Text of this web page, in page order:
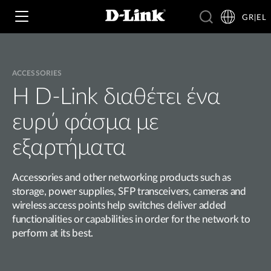
Wi‑Fi
4G & 5G
Δικτυακές Κάμερες
Έξυπνο Σπίτι
Switches
Switching
Wireless
Business Routers
Nuclias
D-ECS
Για Επιχειρήσεις
Brochures and Guides
GR|EL
ACCESSORIES
Η D-Link διαθέτει ένα
ευρύ φάσμα με
εξαρτήματα
Accessories and other networking products such as
storage, power supplies, SFP transceivers, cameras and
wireless access points help switches deliver added
functionalities or capabilities in order for the network to
perform at its best.